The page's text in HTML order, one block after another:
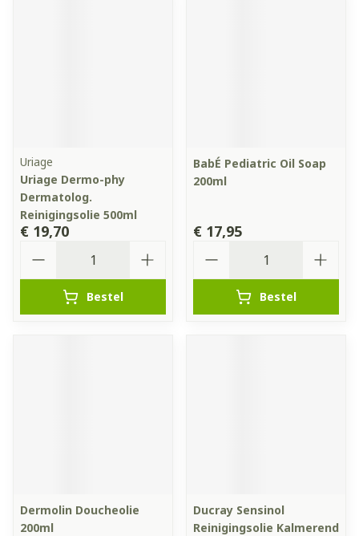
Uriage
Uriage Dermo-phy
Dermatolog.
Reinigingsolie 500ml
€ 19,70
Bestel
BabÉ Pediatric Oil Soap
200ml
€ 17,95
Bestel
Dermolin Doucheolie
200ml
Ducray Sensinol
Reinigingsolie Kalmerend